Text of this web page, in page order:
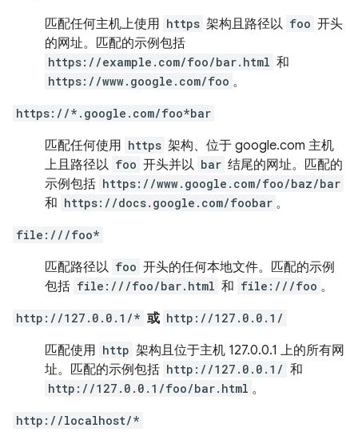
匹配任何主机上使用 https 架构且路径以 foo 开头
的网址。匹配的示例包括
https://example.com/foo/bar.html 和
https://www.google.com/foo 。
https://*.google.com/foo*bar
匹配任何使用 https 架构、位于 google.com 主机
上且路径以 foo 开头并以 bar 结尾的网址。匹配的
示例包括 https://www.google.com/foo/baz/bar
和 https://docs.google.com/foobar 。
file:///foo*
匹配路径以 foo 开头的任何本地文件。匹配的示例
包括 file:///foo/bar.html 和 file:///foo 。
http://127.0.0.1/* 或 http://127.0.0.1/
匹配使用 http 架构且位于主机 127.0.0.1 上的所有网
址。匹配的示例包括 http://127.0.0.1/ 和
http://127.0.0.1/foo/bar.html 。
http://localhost/*